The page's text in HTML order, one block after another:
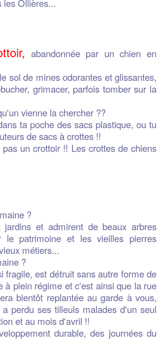
les Ollières...
abandonnée par un chien en
sol de mines odorantes et glissantes,
grimacer, parfois tomber sur la
vienne la chercher ??
ta poche des sacs plastique, ou tu
de sacs à crottes !!
un crottoir !! Les crottes de chiens
?
et admirent de beaux arbres
le patrimoine et les vieilles pierres
métiers...
?
est détruit sans autre forme de
à plein régime et c'est ainsi que la rue
bientôt replantée au garde à vous,
perdu ses tilleuls malades d'un seul
et au mois d'avril !!
durable, des journées du